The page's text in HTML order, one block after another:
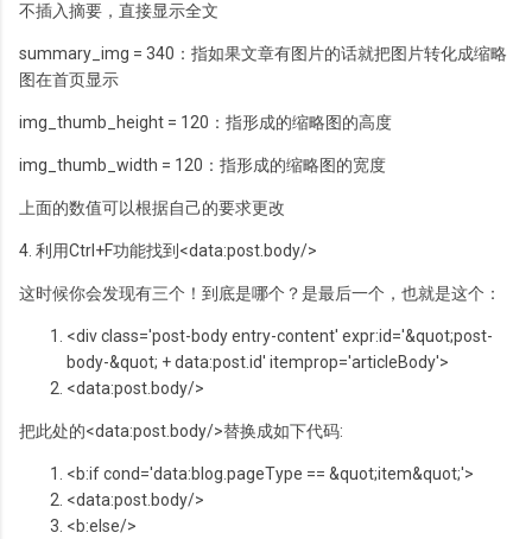
不插入摘要，直接显示全文
summary_img = 340：指如果文章有图片的话就把图片转化成缩略
图在首页显示
img_thumb_height = 120：指形成的缩略图的高度
img_thumb_width = 120：指形成的缩略图的宽度
上面的数值可以根据自己的要求更改
4. 利用Ctrl+F功能找到<data:post.body/>
这时候你会发现有三个！到底是哪个？是最后一个，也就是这个：
<divclass='post-body entry-content' expr:id='&quot;post-
body-&quot; + data:post.id' itemprop='articleBody'>
<data:post.body/>
把此处的<data:post.body/>替换成如下代码:
<b:ifcond='data:blog.pageType == &quot;item&quot;'>
<data:post.body/>
<b:else/>